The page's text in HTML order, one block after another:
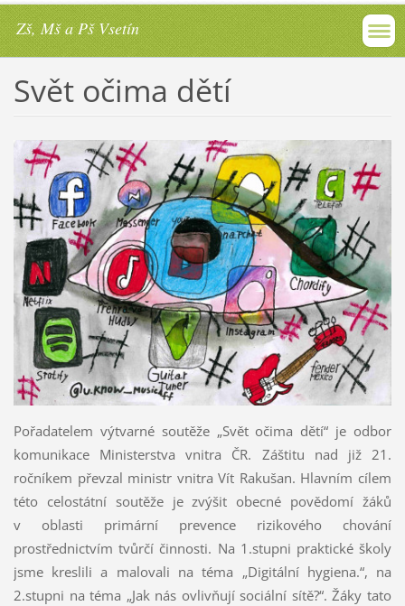
Zš, Mš a Pš Vsetín
Svět očima dětí
Pořadatelem výtvarné soutěže „Svět očima dětí“ je odbor
komunikace Ministerstva vnitra ČR. Záštitu nad již 21.
ročníkem převzal ministr vnitra Vít Rakušan. Hlavním cílem
této celostátní soutěže je zvýšit obecné povědomí žáků
v oblasti primární prevence rizikového chování
prostřednictvím tvůrčí činnosti. Na 1.stupni praktické školy
jsme kreslili a malovali na téma „Digitální hygiena.“, na
2.stupni na téma „Jak nás ovlivňují sociální sítě?“. Žáky tato